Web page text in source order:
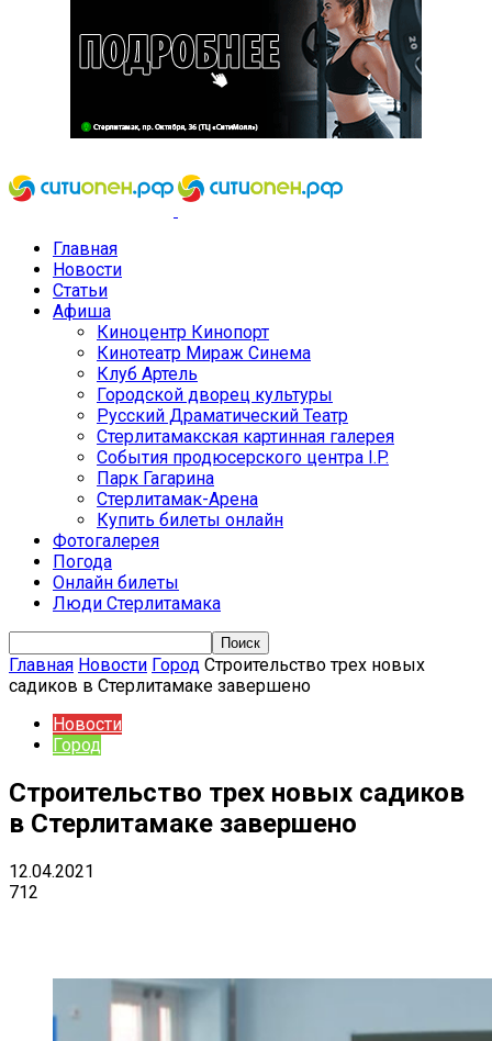
Главная
Новости
Статьи
Афиша
Киноцентр Кинопорт
Кинотеатр Мираж Синема
Клуб Артель
Городской дворец культуры
Русский Драматический Театр
Стерлитамакская картинная галерея
События продюсерского центра I.P.
Парк Гагарина
Стерлитамак-Арена
Купить билеты онлайн
Фотогалерея
Погода
Онлайн билеты
Люди Стерлитамака
Главная Новости Город Строительство трех новых
садиков в Стерлитамаке завершено
Новости
Город
Строительство трех новых садиков
в Стерлитамаке завершено
12.04.2021
712